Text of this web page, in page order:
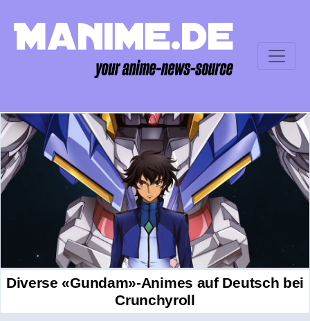
Diverse «Gundam»-Animes auf Deutsch bei
Crunchyroll